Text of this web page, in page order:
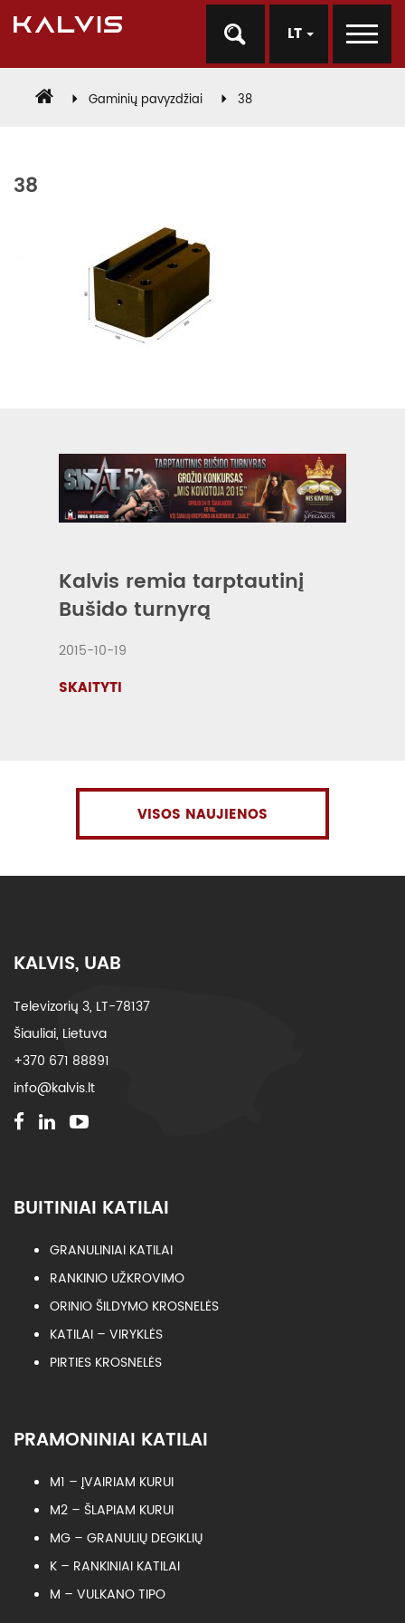
LT
Gaminių pavyzdžiai 38
38
Kalvis remia tarptautinį
Bušido turnyrą
2015-10-19
SKAITYTI
VISOS NAUJIENOS
KALVIS, UAB
Televizorių 3, LT-78137
Šiauliai, Lietuva
+370 671 88891
info@kalvis.lt
BUITINIAI KATILAI
GRANULINIAI KATILAI
RANKINIO UŽKROVIMO
ORINIO ŠILDYMO KROSNELĖS
KATILAI – VIRYKLĖS
PIRTIES KROSNELĖS
PRAMONINIAI KATILAI
M1 – ĮVAIRIAM KURUI
M2 – ŠLAPIAM KURUI
MG – GRANULIŲ DEGIKLIŲ
K – RANKINIAI KATILAI
M – VULKANO TIPO